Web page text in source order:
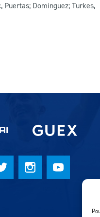
Puertas; Dominguez; Turkes,